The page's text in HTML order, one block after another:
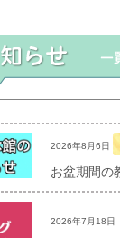
2026年8月6日
お盆期間の
2026年7月18日